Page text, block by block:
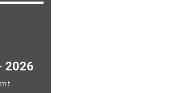
2026